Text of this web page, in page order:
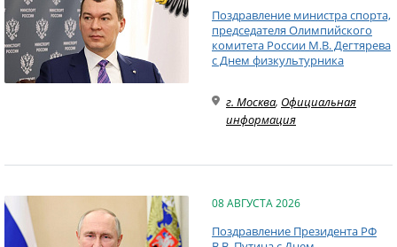
Поздравление министра спорта,
председателя Олимпийского
комитета России М.В. Дегтярева
с Днем физкультурника
г. Москва, Официальная
информация
08 АВГУСТА 2026
Поздравление Президента РФ